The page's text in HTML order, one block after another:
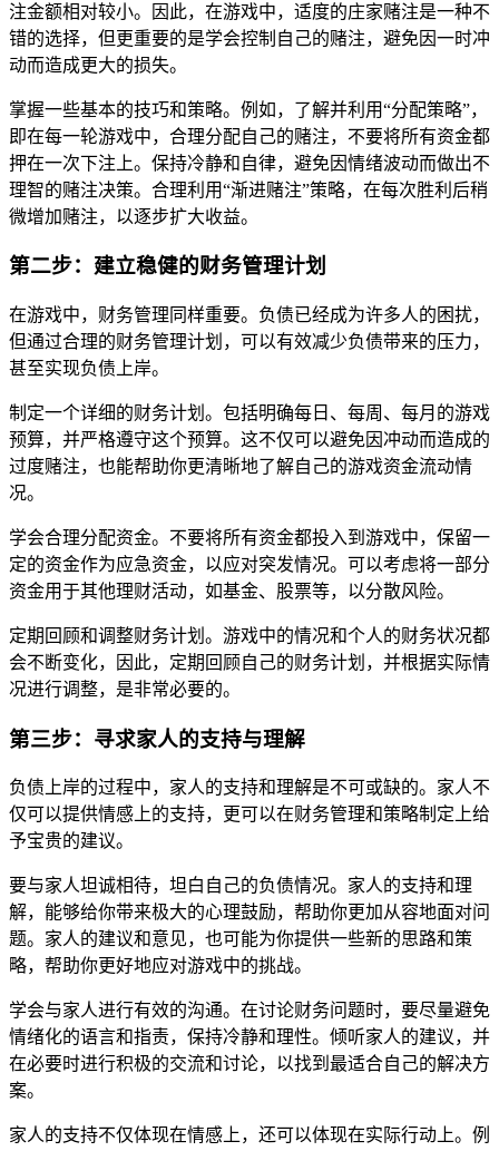
注金额相对较小。因此，在游戏中，适度的庄家赌注是一种不
错的选择，但更重要的是学会控制自己的赌注，避免因一时冲
动而造成更大的损失。
掌握一些基本的技巧和策略。例如，了解并利用“分配策略”，
即在每一轮游戏中，合理分配自己的赌注，不要将所有资金都
押在一次下注上。保持冷静和自律，避免因情绪波动而做出不
理智的赌注决策。合理利用“渐进赌注”策略，在每次胜利后稍
微增加赌注，以逐步扩大收益。
第二步：建立稳健的财务管理计划
在游戏中，财务管理同样重要。负债已经成为许多人的困扰，
但通过合理的财务管理计划，可以有效减少负债带来的压力，
甚至实现负债上岸。
制定一个详细的财务计划。包括明确每日、每周、每月的游戏
预算，并严格遵守这个预算。这不仅可以避免因冲动而造成的
过度赌注，也能帮助你更清晰地了解自己的游戏资金流动情
况。
学会合理分配资金。不要将所有资金都投入到游戏中，保留一
定的资金作为应急资金，以应对突发情况。可以考虑将一部分
资金用于其他理财活动，如基金、股票等，以分散风险。
定期回顾和调整财务计划。游戏中的情况和个人的财务状况都
会不断变化，因此，定期回顾自己的财务计划，并根据实际情
况进行调整，是非常必要的。
第三步：寻求家人的支持与理解
负债上岸的过程中，家人的支持和理解是不可或缺的。家人不
仅可以提供情感上的支持，更可以在财务管理和策略制定上给
予宝贵的建议。
要与家人坦诚相待，坦白自己的负债情况。家人的支持和理
解，能够给你带来极大的心理鼓励，帮助你更加从容地面对问
题。家人的建议和意见，也可能为你提供一些新的思路和策
略，帮助你更好地应对游戏中的挑战。
学会与家人进行有效的沟通。在讨论财务问题时，要尽量避免
情绪化的语言和指责，保持冷静和理性。倾听家人的建议，并
在必要时进行积极的交流和讨论，以找到最适合自己的解决方
案。
家人的支持不仅体现在情感上，还可以体现在实际行动上。例